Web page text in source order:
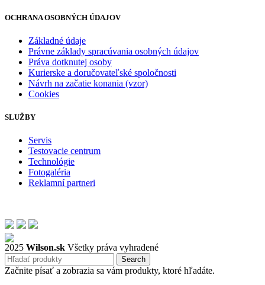
OCHRANA OSOBNÝCH ÚDAJOV
Základné údaje
Právne základy spracúvania osobných údajov
Práva dotknutej osoby
Kurierske a doručovateľské spoločnosti
Návrh na začatie konania (vzor)
Cookies
SLUŽBY
Servis
Testovacie centrum
Technológie
Fotogaléria
Reklamní partneri
2025 Wilson.sk Všetky práva vyhradené
Search
Začnite písať a zobrazia sa vám produkty, ktoré hľadáte.